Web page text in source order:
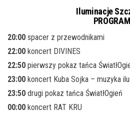
Iluminacje
PROGRAM
20:00 spacer z przewodnikami
22:00 koncert DIVINES
22:50 pierwszy pokaz tańca
23:00 koncert Kuba Sojka – muzyka
23:50 drugi pokaz tańca ŚwiatłOgień
00:00 koncert RAT KRU